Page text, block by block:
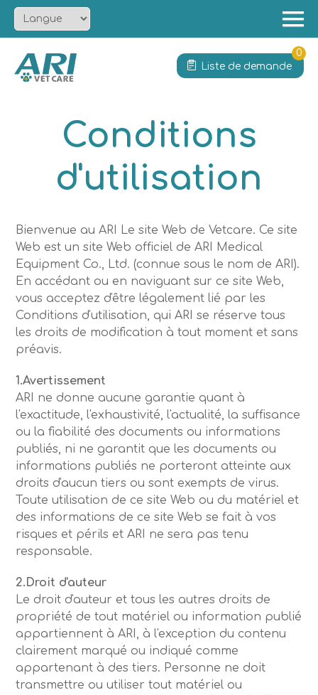
Solution
Actualités
Liste de demande
0
Conditions
d'utilisation
Bienvenue au ARI Le site Web de Vetcare. Ce site
Web est un site Web officiel de ARI Medical
Equipment Co., Ltd. (connue sous le nom de ARI).
En accédant ou en naviguant sur ce site Web,
vous acceptez d'être légalement lié par les
Conditions d'utilisation, qui ARI se réserve tous
les droits de modification à tout moment et sans
préavis.
1.Avertissement
ARI ne donne aucune garantie quant à
l'exactitude, l'exhaustivité, l'actualité, la suffisance
ou la fiabilité des documents ou informations
publiés, ni ne garantit que les documents ou
informations publiés ne porteront atteinte aux
droits d'aucun tiers ou sont exempts de virus.
Toute utilisation de ce site Web ou du matériel et
des informations de ce site Web se fait à vos
risques et périls et ARI ne sera pas tenu
responsable.
2.Droit d'auteur
Le droit d'auteur et tous les autres droits de
propriété de tout matériel ou information publié
appartiennent à ARI, à l'exception du contenu
clairement marqué ou indiqué comme
appartenant à des tiers. Personne ne doit
transmettre ou utiliser tout matériel ou